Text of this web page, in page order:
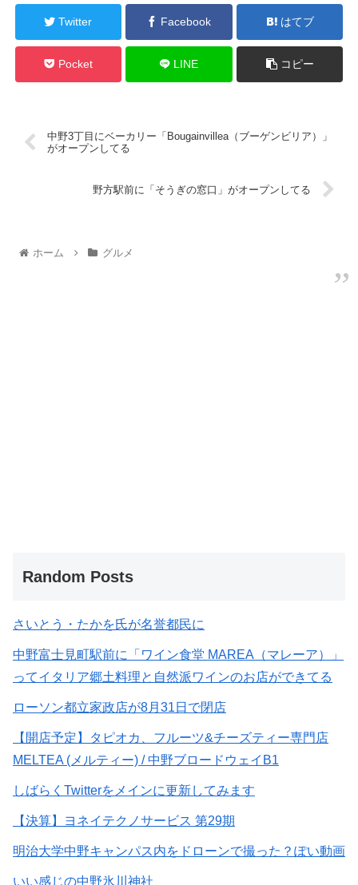
Twitter Facebook はてブ
Pocket LINE コピー
中野3丁目にベーカリー「Bougainvillea（ブーゲンビリア）」
がオープンしてる
野方駅前に「そうぎの窓口」がオープンしてる
ホーム グルメ
Random Posts
さいとう・たかを氏が名誉都民に
中野富士見町駅前に「ワイン食堂 MAREA（マレーア）」
ってイタリア郷土料理と自然派ワインのお店ができてる
ローソン都立家政店が8月31日で閉店
【開店予定】タピオカ、フルーツ&チーズティー専門店
MELTEA (メルティー) / 中野ブロードウェイB1
しばらくTwitterをメインに更新してみます
【決算】ヨネイテクノサービス 第29期
明治大学中野キャンパス内をドローンで撮った？ぽい動画
いい感じの中野氷川神社